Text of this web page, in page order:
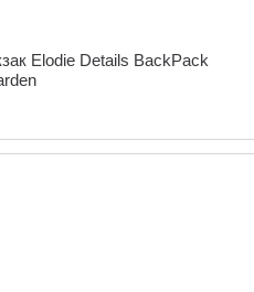
Elodie Details BackPack